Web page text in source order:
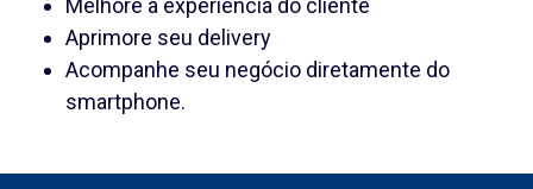
Melhore a experiência do cliente
Aprimore seu delivery
Acompanhe seu negócio diretamente do
smartphone.